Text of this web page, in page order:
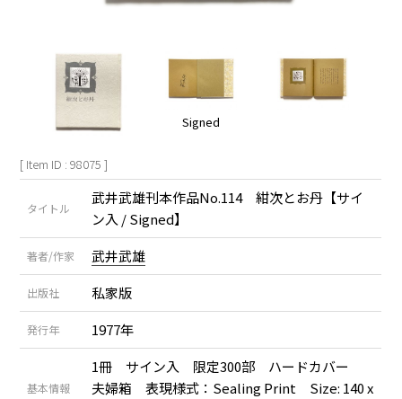
Signed
[ Item ID : 98075 ]
タイトル
武井武雄刊本作品No.114 紺次とお丹【サイ
ン入 / Signed】
著者/作家 武井武雄
出版社 私家版
発行年 1977年
基本情報
1冊 サイン入 限定300部 ハードカバー
夫婦箱 表現様式：Sealing Print Size: 140 x